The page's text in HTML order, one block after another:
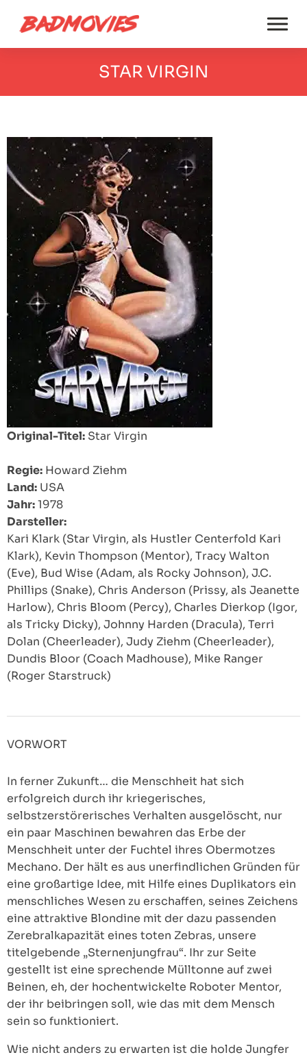
STAR VIRGIN
Original-Titel: Star Virgin
Regie: Howard Ziehm
Land: USA
Jahr:1978
Darsteller:
Kari Klark (Star Virgin, als Hustler Centerfold Kari
Klark), Kevin Thompson (Mentor), Tracy Walton
(Eve), Bud Wise (Adam, als Rocky Johnson), J.C.
Phillips (Snake), Chris Anderson (Prissy, als Jeanette
Harlow), Chris Bloom (Percy), Charles Dierkop (Igor,
als Tricky Dicky), Johnny Harden (Dracula), Terri
Dolan (Cheerleader), Judy Ziehm (Cheerleader),
Dundis Bloor (Coach Madhouse), Mike Ranger
(Roger Starstruck)
VORWORT
In ferner Zukunft… die Menschheit hat sich
erfolgreich durch ihr kriegerisches,
selbstzerstörerisches Verhalten ausgelöscht, nur
ein paar Maschinen bewahren das Erbe der
Menschheit unter der Fuchtel ihres Obermotzes
Mechano. Der hält es aus unerfindlichen Gründen für
eine großartige Idee, mit Hilfe eines Duplikators ein
menschliches Wesen zu erschaffen, seines Zeichens
eine attraktive Blondine mit der dazu passenden
Zerebralkapazität eines toten Zebras, unsere
titelgebende „Sternenjungfrau“. Ihr zur Seite
gestellt ist eine sprechende Mülltonne auf zwei
Beinen, eh, der hochentwickelte Roboter Mentor,
der ihr beibringen soll, wie das mit dem Mensch
sein so funktioniert.
Wie nicht anders zu erwarten ist die holde Jungfer